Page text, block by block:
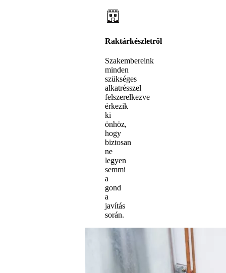
Raktárkészletről
Szakembereink
minden
szükséges
alkatrésszel
felszerelkezve
érkezik
ki
önhöz,
hogy
biztosan
ne
legyen
semmi
a
gond
a
javítás
során.